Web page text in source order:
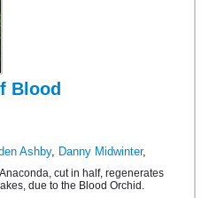
Blood
Ashby, Danny Midwinter,
cut in half, regenerates
due to the Blood Orchid.